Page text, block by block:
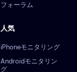
フォーラム
人気
iPhoneモニタリング
Androidモニタリン
グ